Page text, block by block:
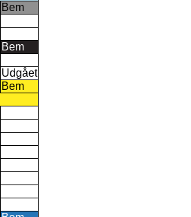
Bem
Bem
Udgået
Bem